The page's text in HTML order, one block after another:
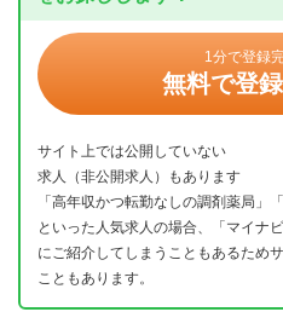
1分で登録
無料で登録
サイト上では公開していない
求人（非公開求人）もあります
「高年収かつ転勤なしの調剤薬局」
といった人気求人の場合、「マイナ
にご紹介してしまうこともあるため
こともあります。